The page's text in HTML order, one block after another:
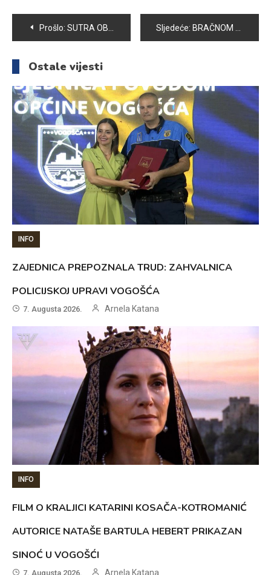
Navigacija
članaka
Prošlo: SUTRA OBILJEŽAVANJE 25. GODIŠNJICE BITKE ZA NABOŽIĆ Sljedeće: BRAČNOM PARU AHMIŠ IZ VOGOŠĆE DOBRI LJUDI OMOGUĆILI DA OBAVE HADŽ
Ostale vijesti
INFO
ZAJEDNICA PREPOZNALA TRUD: ZAHVALNICA
POLICIJSKOJ UPRAVI VOGOŠĆA
7. Augusta 2026. Arnela Katana
INFO
FILM O KRALJICI KATARINI KOSAČA-KOTROMANIĆ
AUTORICE NATAŠE BARTULA HEBERT PRIKAZAN
SINOĆ U VOGOŠĆI
7. Augusta 2026. Arnela Katana